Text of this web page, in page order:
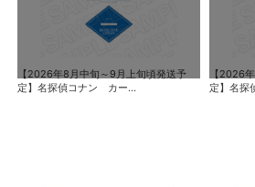
【2026年8月中旬～9月上旬頃発送予
定】名探偵コナン カー...
【2026
定】名